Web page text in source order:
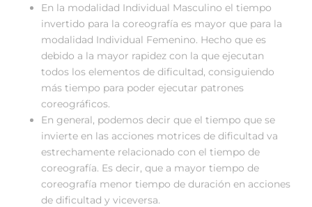
En la modalidad Individual Masculino el tiempo
invertido para la coreografía es mayor que para la
modalidad Individual Femenino. Hecho que es
debido a la mayor rapidez con la que ejecutan
todos los elementos de dificultad, consiguiendo
más tiempo para poder ejecutar patrones
coreográficos.
En general, podemos decir que el tiempo que se
invierte en las acciones motrices de dificultad va
estrechamente relacionado con el tiempo de
coreografía. Es decir, que a mayor tiempo de
coreografía menor tiempo de duración en acciones
de dificultad y viceversa.